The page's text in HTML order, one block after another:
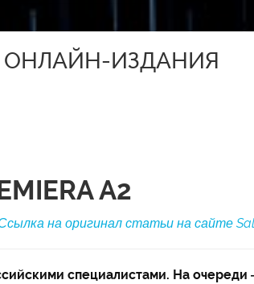
ОНЛАЙН-ИЗДАНИЯ
A2
на оригинал статьи на сайте
специалистами. На